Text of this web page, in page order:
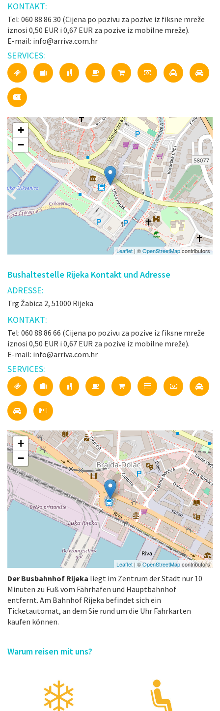
KONTAKT:
Tel: 060 88 86 30 (Cijena po pozivu za pozive iz fiksne mreže
iznosi 0,50 EUR i 0,67 EUR za pozive iz mobilne mreže).
E-mail: info@arriva.com.hr
SERVICES:
+
−
Leaflet | ©OpenStreetMapcontributors
Bushaltestelle Rijeka Kontakt und Adresse
ADRESSE:
Trg Žabica 2, 51000 Rijeka
KONTAKT:
Tel: 060 88 86 66 (Cijena po pozivu za pozive iz fiksne mreže
iznosi 0,50 EUR i 0,67 EUR za pozive iz mobilne mreže).
E-mail: info@arriva.com.hr
SERVICES:
+
−
Leaflet | ©OpenStreetMapcontributors
Der Busbahnhof Rijeka liegt im Zentrum der Stadt nur 10
Minuten zu Fuß vom Fährhafen und Hauptbahnhof
entfernt. Am Bahnhof Rijeka befindet sich ein
Ticketautomat, an dem Sie rund um die Uhr Fahrkarten
kaufen können.
Warum reisen mit uns?